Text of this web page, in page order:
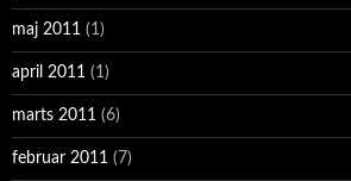
maj 2011 (1)
april 2011 (1)
marts 2011 (6)
februar 2011 (7)